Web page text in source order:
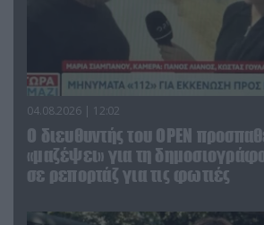
04.08.2026 | 12:02
O διευθυντής του OPEN
«μαζέψει» για τη
σε ρεπορτάζ για τις φωτιές